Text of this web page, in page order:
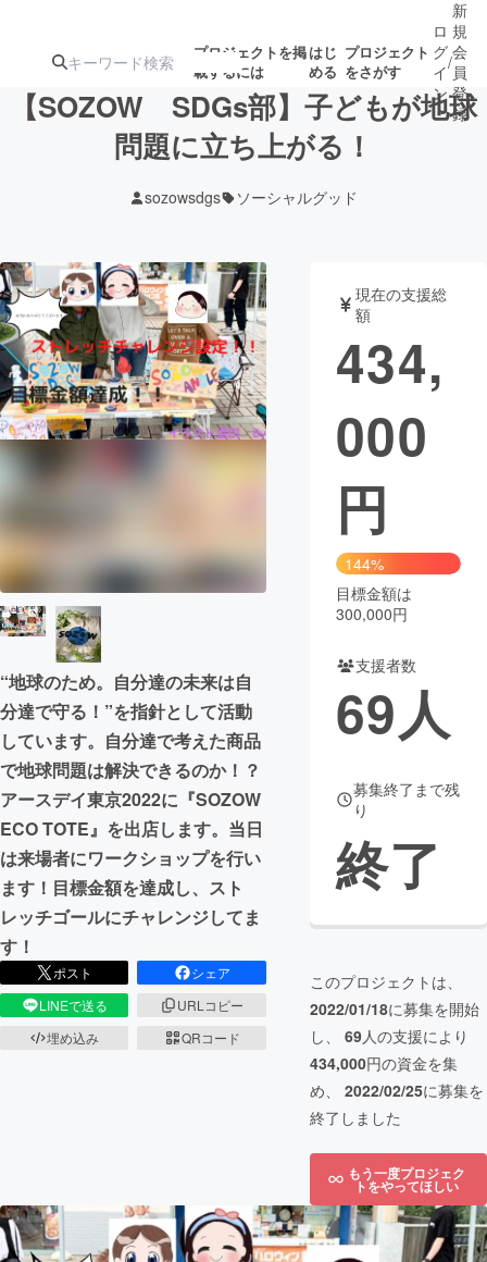
プロジェクトを掲
載するには
はじ
める
プロジェクト
をさがす
ターン
ジェクト
ロジェクト
アート・写真 音楽
テクノロジー・ガジェット ゲーム・サ
映像・映画
ビジネス・起業
CAMPFIRE for Social Good CAMPFIRE Creation
CAMPFIREふるさと納税
コミュニティ
ロ
グ
イ
ン
/
新
規
会
員
登
録
【SOZOW SDGs部】子どもが地球
問題に立ち上がる！
sozowsdgs ソーシャルグッド
“地球のため。自分達の未来は自
分達で守る！”を指針として活動
しています。自分達で考えた商品
で地球問題は解決できるのか！？
アースデイ東京2022に『SOZOW
ECO TOTE』を出店します。当日
は来場者にワークショップを行い
ます！目標金額を達成し、スト
レッチゴールにチャレンジしてま
す！
ポスト
シェア
LINEで送る
URLコピー
埋め込み
QRコード
現在の支援総
額
434,
000
円
144%
目標金額は
300,000円
支援者数
69人
募集終了まで残
り
終了
このプロジェクトは、
2022/01/18に募集を開始
し、 69人の支援により
434,000円の資金を集
め、 2022/02/25に募集を
終了しました
もう一度プロジェク
トをやってほしい